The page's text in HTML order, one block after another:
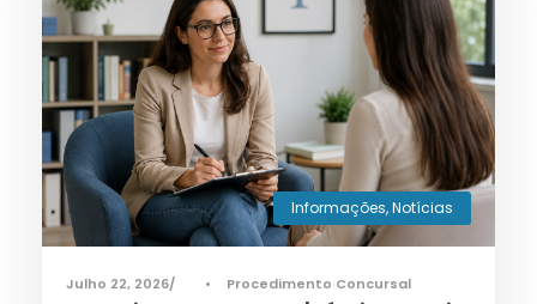
Informações,Notícias
Julho 22, 2026 • Procedimento Concursal